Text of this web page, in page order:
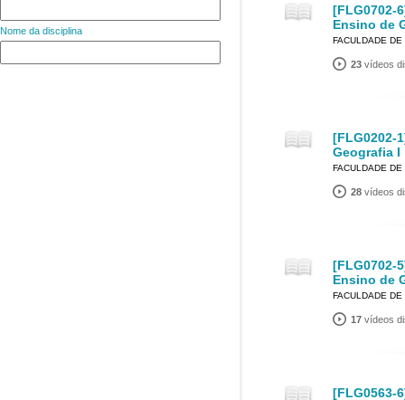
Nome da disciplina
[FLG0702-
Ensino de
FACULDADE
23 vídeos
[FLG0202-
Geografia I
FACULDADE
28 vídeos
[FLG0702-
Ensino de
FACULDADE
17 vídeos
[FLG0563-